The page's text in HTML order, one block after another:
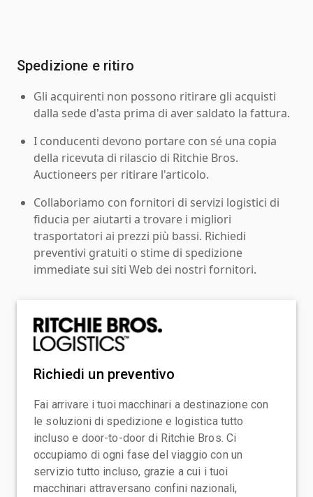
Spedizione e ritiro
Gli acquirenti non possono ritirare gli acquisti
dalla sede d'asta prima di aver saldato la fattura.
I conducenti devono portare con sé una copia
della ricevuta di rilascio di Ritchie Bros.
Auctioneers per ritirare l'articolo.
Collaboriamo con fornitori di servizi logistici di
fiducia per aiutarti a trovare i migliori
trasportatori ai prezzi più bassi. Richiedi
preventivi gratuiti o stime di spedizione
immediate sui siti Web dei nostri fornitori.
Richiedi un preventivo
Fai arrivare i tuoi macchinari a destinazione con
le soluzioni di spedizione e logistica tutto
incluso e door-to-door di Ritchie Bros. Ci
occupiamo di ogni fase del viaggio con un
servizio tutto incluso, grazie a cui i tuoi
macchinari attraversano confini nazionali,